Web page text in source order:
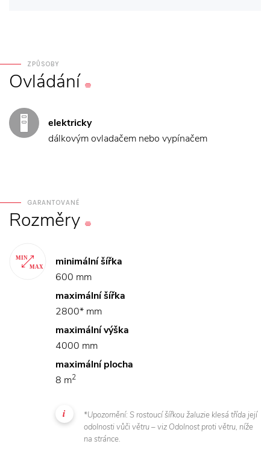
ZPŮSOBY
Ovládání
elektricky
dálkovým ovladačem nebo vypínačem
GARANTOVANÉ
Rozměry
minimální šířka
600 mm
maximální šířka
2800* mm
maximální výška
4000 mm
maximální plocha
8 m2
*Upozornění: S rostoucí šířkou žaluzie klesá třída její
odolnosti vůči větru – viz Odolnost proti větru, níže
na stránce.